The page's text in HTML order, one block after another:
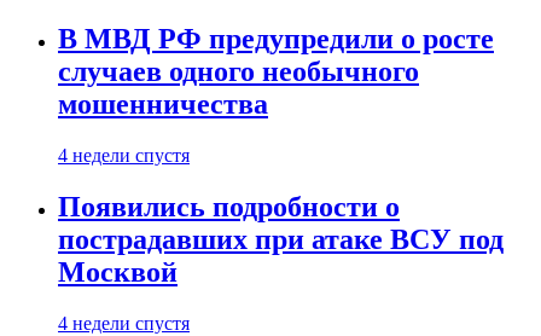
В МВД РФ предупредили о росте
случаев одного необычного
мошенничества
4 недели спустя
Появились подробности о
пострадавших при атаке ВСУ под
Москвой
4 недели спустя